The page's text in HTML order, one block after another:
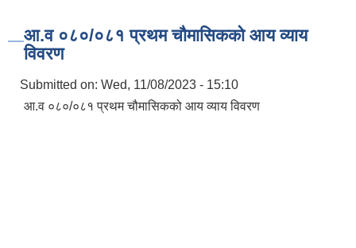
आ.व ०८०/०८१ प्रथम चौमासिकको आय व्याय
विवरण
Submitted on: Wed, 11/08/2023 - 15:10
आ.व ०८०/०८१ प्रथम चौमासिकको आय व्याय विवरण